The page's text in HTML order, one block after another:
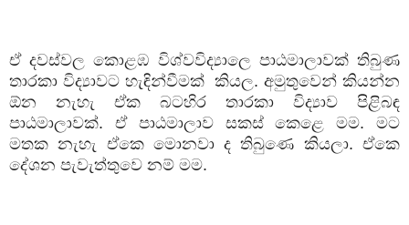
ඒ දවස්වල කොළඹ විශ්වවිද්‍යාලෙ පාඨමාලාවක් තිබුණ
තාරකා විද්‍යාවට හැඳින්වීමක් කියල. අමුතුවෙන් කියන්න
ඕන නැහැ ඒක බටහිර තාරකා විද්‍යාව පිළිබඳ
පාඨමාලාවක්. ඒ පාඨමාලාව සකස් කෙළෙ මම. මට
මතක නැහැ ඒකෙ මොනවා ද තිබුණෙ කියලා. ඒකෙ
දේශන පැවැත්තුවෙ නම් මම.